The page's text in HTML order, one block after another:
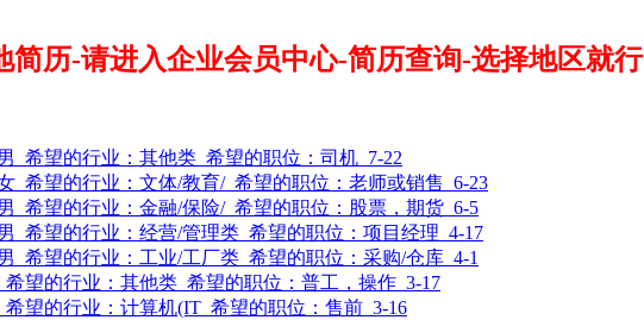
简历-请进入企业会员中心-简历查询-选择地区就行
希望的行业： 其他类 希望的职位： 司机 7-22
希望的行业： 文体/教育/希望的职位： 老师或销售 6-23
希望的行业： 金融/保险/希望的职位： 股票，期货 6-5
希望的行业： 经营/管理类 希望的职位： 项目经理 4-17
希望的行业： 工业/工厂类 希望的职位： 采购/仓库 4-1
希望的行业： 其他类 希望的职位： 普工，操作 3-17
希望的行业： 计算机(IT 希望的职位： 售前 3-16